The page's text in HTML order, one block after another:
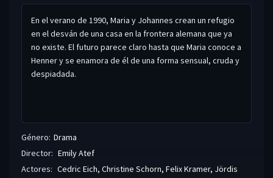
En el verano de 1990, Maria y Johannes crean un refugio
en el desván de una casa en la frontera alemana que ya
no existe. El futuro parece claro hasta que Maria conoce a
Henner y se enamora de él de una forma sensual, cruda y
despiadada.
Género: Drama
Director: Emily Atef
Actores: Cedric Eich, Christine Schorn, Felix Kramer, Jördis